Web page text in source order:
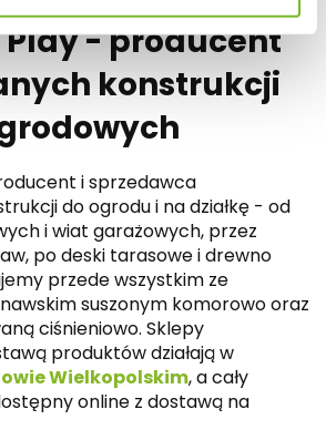
Play - producent
konstrukcji
i sprzedawca
do ogrodu i na działkę - od
i wiat garażowych, przez
po deski tarasowe i drewno
przede wszystkim ze
suszonym komorowo oraz
ciśnieniowo. Sklepy
produktów działają w
Wielkopolskim, a cały
online z dostawą na